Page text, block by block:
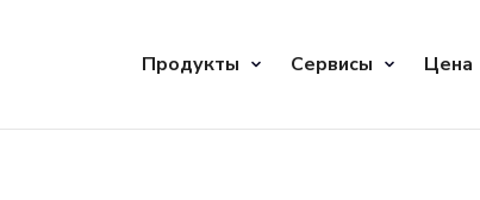
Продукты Сервисы Цена